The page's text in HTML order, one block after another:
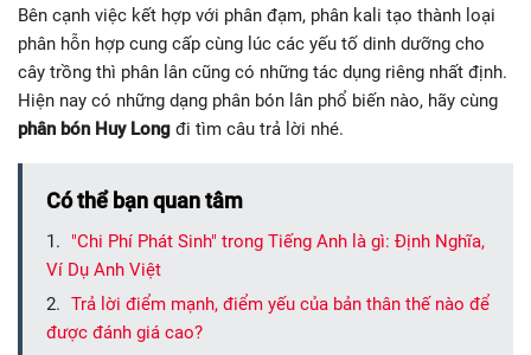
Bên cạnh việc kết hợp với phân đạm, phân kali tạo thành loại
phân hỗn hợp cung cấp cùng lúc các yếu tố dinh dưỡng cho
cây trồng thì phân lân cũng có những tác dụng riêng nhất định.
Hiện nay có những dạng phân bón lân phổ biến nào, hãy cùng
phân bón Huy Long đi tìm câu trả lời nhé.
Có thể bạn quan tâm
"Chi Phí Phát Sinh" trong Tiếng Anh là gì: Định Nghĩa,
Ví Dụ Anh Việt
Trả lời điểm mạnh, điểm yếu của bản thân thế nào để
được đánh giá cao?